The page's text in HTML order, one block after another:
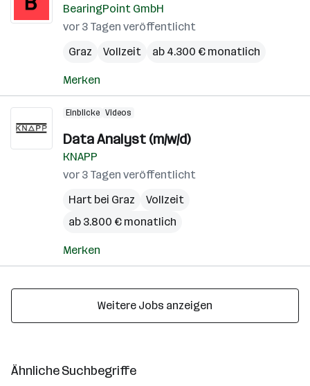
BearingPoint GmbH
vor 3 Tagen veröffentlicht
Graz
Vollzeit ab 4.300 € monatlich
Merken
Einblicke Videos
Data Analyst (m/w/d)
KNAPP
vor 3 Tagen veröffentlicht
Hart bei Graz
Vollzeit
ab 3.800 € monatlich
Merken
Weitere Jobs anzeigen
Ähnliche Suchbegriffe